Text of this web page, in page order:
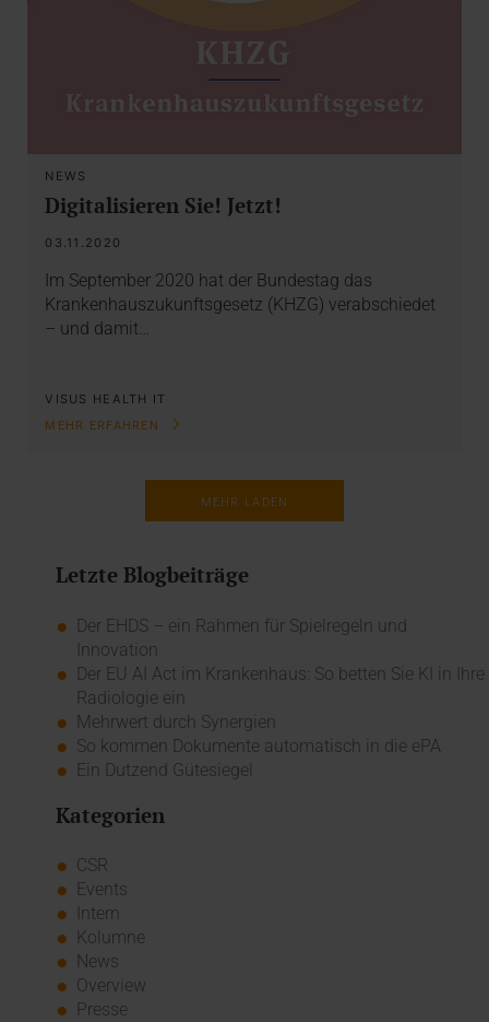
NEWS
Digitalisieren Sie! Jetzt!
03.11.2020
Im September 2020 hat der Bundestag das
Krankenhauszukunftsgesetz (KHZG) verabschiedet
– und damit…
VISUS HEALTH IT
MEHR ERFAHREN
MEHR LADEN
Letzte Blogbeiträge
Der EHDS – ein Rahmen für Spielregeln und
Innovation
Der EU AI Act im Krankenhaus: So betten Sie KI in Ihre
Radiologie ein
Mehrwert durch Synergien
So kommen Dokumente automatisch in die ePA
Ein Dutzend Gütesiegel
Kategorien
CSR
Events
Intern
Kolumne
News
Overview
Presse